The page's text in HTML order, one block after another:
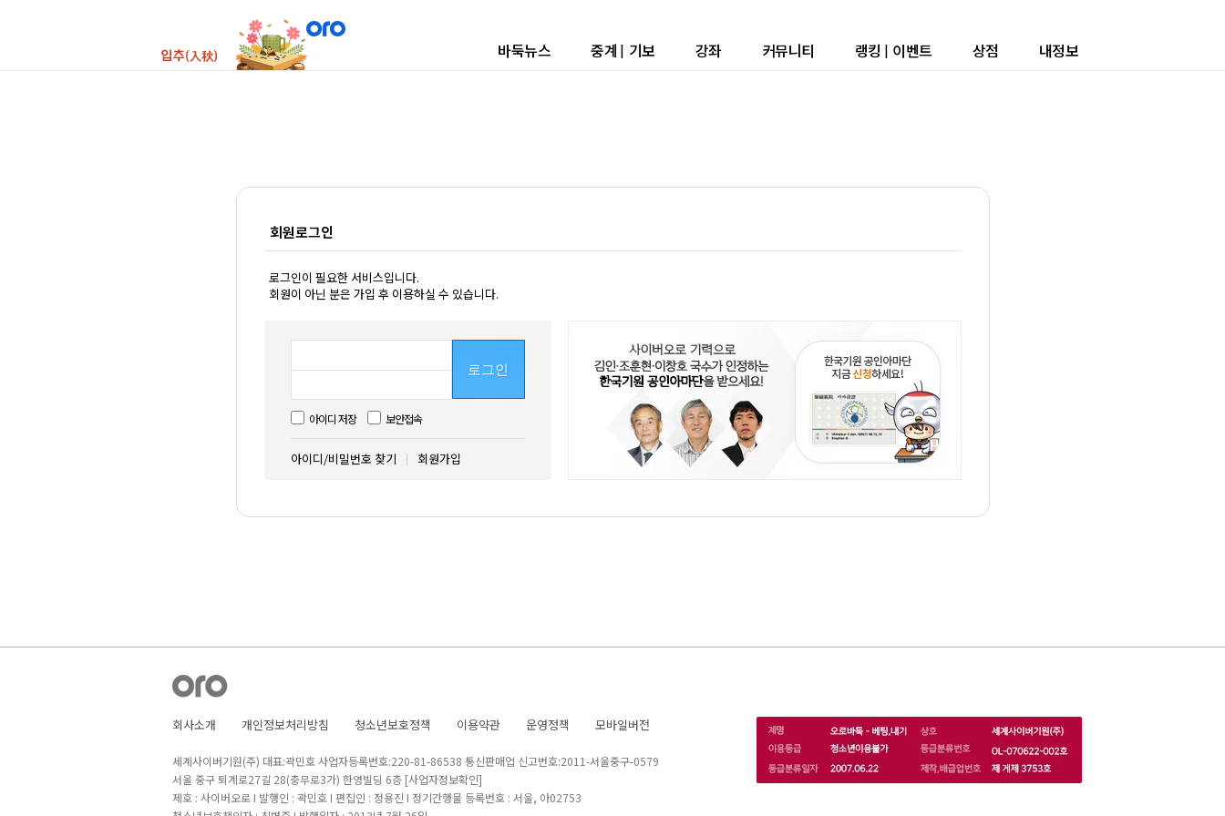
바둑뉴스 중계 | 기보 강좌 커뮤니티 랭킹 | 이벤트 상점 내정보
회원로그인
로그인이 필요한 서비스입니다.
회원이 아닌 분은 가입 후 이용하실 수 있습니다.
로그인
아이디 저장 보안접속
아이디/비밀번호 찾기 회원가입
회사소개 개인정보처리방침 청소년보호정책 이용약관 운영정책 모바일버전
세계사이버기원(주) 대표:곽민호 사업자등록번호:220-81-86538 통신판매업 신고번호:2011-서울중구-0579
서울 중구 퇴계로27길 28(충무로3가) 한영빌딩 6층 [사업자정보확인]
제호 : 사이버오로 I 발행인 : 곽민호 I 편집인 : 정용진 I 정기간행물 등록번호 : 서울, 아02753